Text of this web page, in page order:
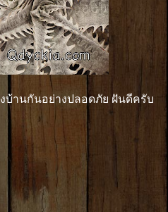
บ้านกันอย่างปลอดภัย ฝันดีครับ